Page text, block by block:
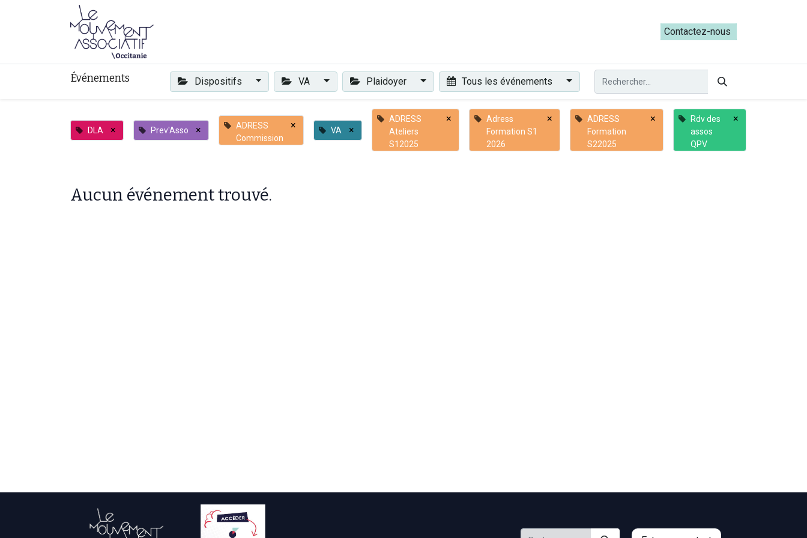
Les ateliers du Parcours ADRESS [mai-juin 2026]
Contactez-nous​​
Événements Dispositifs VA Plaidoyer Tous les événements
DLA × Prev'Asso ×
ADRESS
Commission
× VA ×
ADRESS
Ateliers
S12025
×
Adress
Formation S1
2026
×
ADRESS
Formation
S22025
×
Rdv des
assos
QPV
×
Aucun événement trouvé.